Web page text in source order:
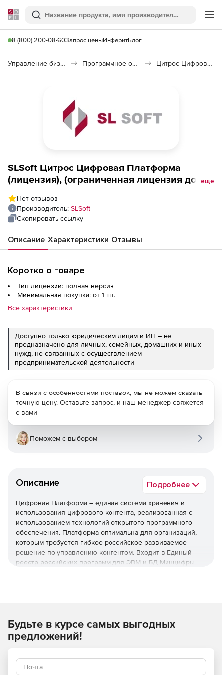
Softline
Поиск
8 (800) 200-08-60Запрос ценыИнферитБлог
Управление бизнесом, CRM/ERP Программное обеспечение для работы с документами Цитрос Цифровая Платформа
SLSoft Цитрос Цифровая Платформа
(лицензия), (ограниченная лицензия до 50
срок действия исключительных прав
еще
Нет отзывов
Производитель: SLSoft
Скопировать ссылку
Описание Характеристики Отзывы
Коротко о товаре
Тип лицензии: полная версия
Минимальная покупка: от 1 шт.
Все характеристики
Доступно только юридическим лицам и ИП – не
предназначено для личных, семейных, домашних и иных
нужд, не связанных с осуществлением
предпринимательской деятельности
Описание Подробнее
Цифровая Платформа – единая система хранения и
использования цифрового контента, реализованная с
использованием технологий открытого программного
обеспечения. Платформа оптимальна для организаций,
которым требуется гибкое российское развиваемое
решение по управлению контентом. Входит в Единый
реестр российских программ для ЭВМ и БД Минцифры
Автоматизация большинства типовых процессов
документооборота.
настройка и кастомизация.
В связи с особенностями поставок, мы не можем сказать
точную цену. Оставьте запрос, и наш менеджер свяжется
с вами
Поможем с выбором
Будьте в курсе самых выгодных
предложений!